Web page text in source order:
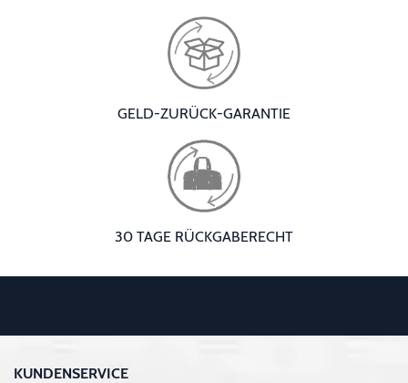
GELD-ZURÜCK-GARANTIE
30 TAGE RÜCKGABERECHT
KUNDENSERVICE